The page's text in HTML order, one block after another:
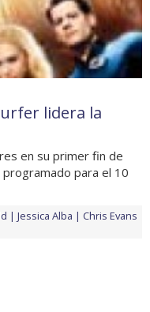
lidera la
en su primer fin de
programado para el 10
Jessica Alba
Chris Evans